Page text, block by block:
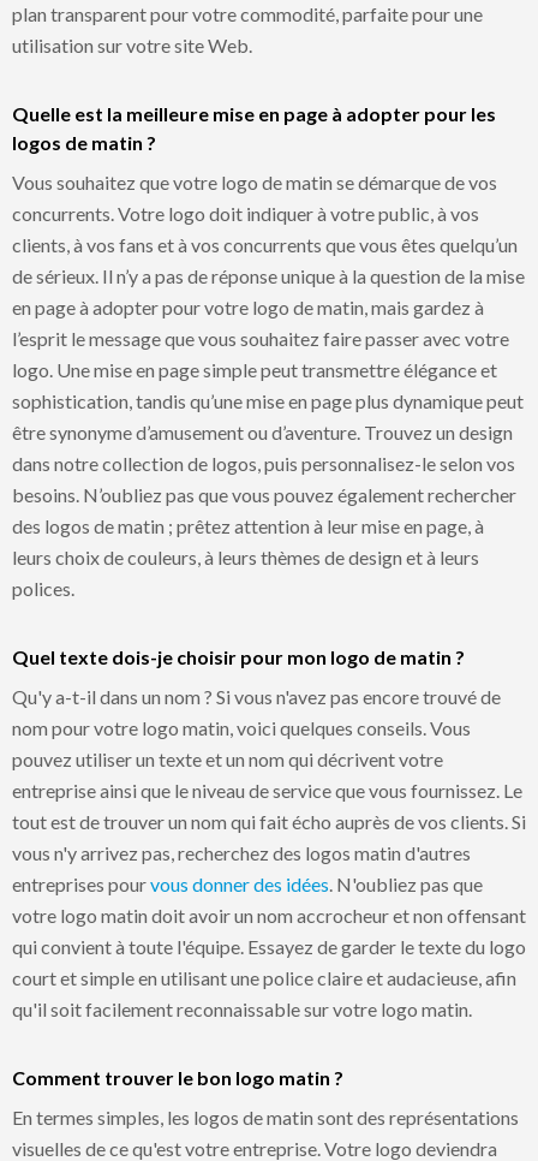
plan transparent pour votre commodité, parfaite pour une
utilisation sur votre site Web.
Quelle est la meilleure mise en page à adopter pour les
logos de matin ?
Vous souhaitez que votre logo de matin se démarque de vos
concurrents. Votre logo doit indiquer à votre public, à vos
clients, à vos fans et à vos concurrents que vous êtes quelqu’un
de sérieux. Il n’y a pas de réponse unique à la question de la mise
en page à adopter pour votre logo de matin, mais gardez à
l’esprit le message que vous souhaitez faire passer avec votre
logo. Une mise en page simple peut transmettre élégance et
sophistication, tandis qu’une mise en page plus dynamique peut
être synonyme d’amusement ou d’aventure. Trouvez un design
dans notre collection de logos, puis personnalisez-le selon vos
besoins. N’oubliez pas que vous pouvez également rechercher
des logos de matin ; prêtez attention à leur mise en page, à
leurs choix de couleurs, à leurs thèmes de design et à leurs
polices.
Quel texte dois-je choisir pour mon logo de matin ?
Qu'y a-t-il dans un nom ? Si vous n'avez pas encore trouvé de
nom pour votre logo matin, voici quelques conseils. Vous
pouvez utiliser un texte et un nom qui décrivent votre
entreprise ainsi que le niveau de service que vous fournissez. Le
tout est de trouver un nom qui fait écho auprès de vos clients. Si
vous n'y arrivez pas, recherchez des logos matin d'autres
entreprises pourvous donner des idées . N'oubliez pas que
votre logo matin doit avoir un nom accrocheur et non offensant
qui convient à toute l'équipe. Essayez de garder le texte du logo
court et simple en utilisant une police claire et audacieuse, afin
qu'il soit facilement reconnaissable sur votre logo matin.
Comment trouver le bon logo matin ?
En termes simples, les logos de matin sont des représentations
visuelles de ce qu'est votre entreprise. Votre logo deviendra